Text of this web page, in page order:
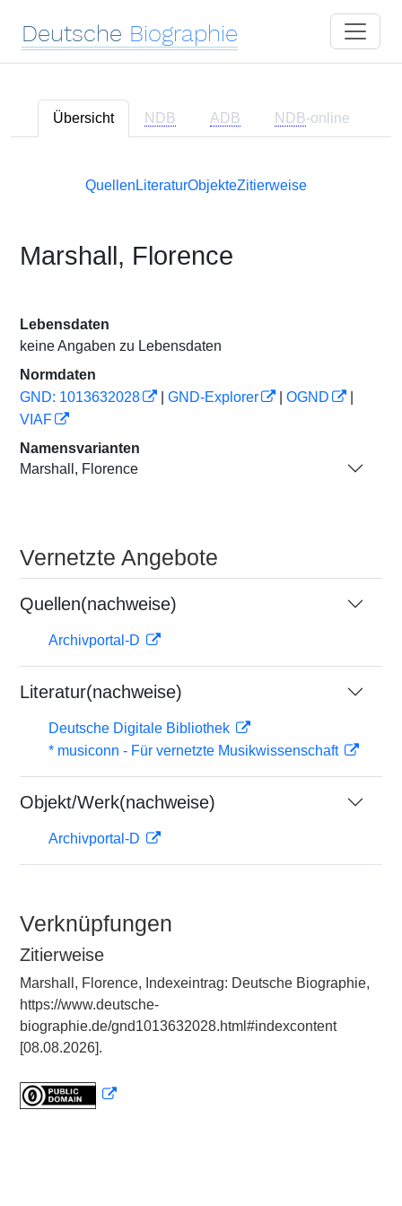
Deutsche Biographie
Übersicht NDB ADB NDB-online
Quellen LiteraturObjekteZitierweise
Marshall, Florence
Lebensdaten
keine Angaben zu Lebensdaten
Normdaten
GND: 1013632028
GND-Explorer OGND
VIAF
Namensvarianten
Marshall, Florence
Vernetzte Angebote
Quellen(nachweise)
Archivportal-D
Literatur(nachweise)
Deutsche Digitale Bibliothek
* musiconn - Für vernetzte Musikwissenschaft
Objekt/Werk(nachweise)
Archivportal-D
Verknüpfungen
Zitierweise
Marshall, Florence, Indexeintrag: Deutsche Biographie,
https://www.deutsche-
biographie.de/gnd1013632028.html#indexcontent
[08.08.2026].